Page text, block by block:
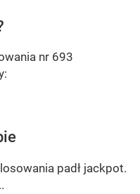
nr 693
padł jackpot.